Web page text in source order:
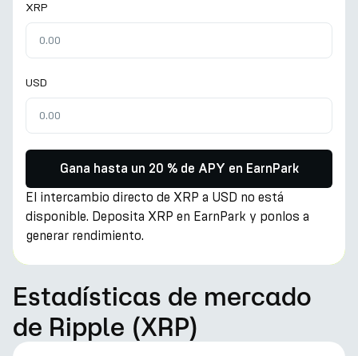
XRP
USD
Gana hasta un 20 % de APY en EarnPark
El intercambio directo de XRP a USD no está
disponible. Deposita XRP en EarnPark y ponlos a
generar rendimiento.
Estadísticas de mercado
de Ripple (XRP)